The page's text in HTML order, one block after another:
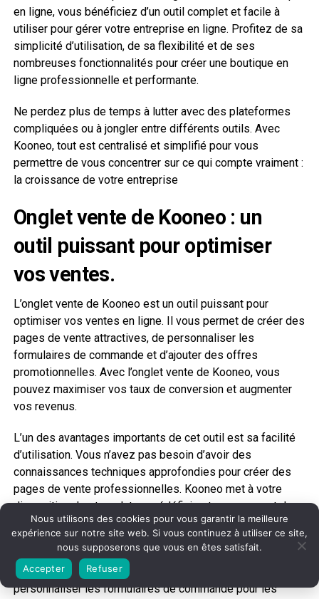
en ligne, vous bénéficiez d’un outil complet et facile à
utiliser pour gérer votre entreprise en ligne. Profitez de sa
simplicité d’utilisation, de sa flexibilité et de ses
nombreuses fonctionnalités pour créer une boutique en
ligne professionnelle et performante.
Ne perdez plus de temps à lutter avec des plateformes
compliquées ou à jongler entre différents outils. Avec
Kooneo, tout est centralisé et simplifié pour vous
permettre de vous concentrer sur ce qui compte vraiment :
la croissance de votre entreprise
Onglet vente de Kooneo : un
outil puissant pour optimiser
vos ventes.
L’onglet vente de Kooneo est un outil puissant pour
optimiser vos ventes en ligne. Il vous permet de créer des
pages de vente attractives, de personnaliser les
formulaires de commande et d’ajouter des offres
promotionnelles. Avec l’onglet vente de Kooneo, vous
pouvez maximiser vos taux de conversion et augmenter
vos revenus.
L’un des avantages importants de cet outil est sa facilité
d’utilisation. Vous n’avez pas besoin d’avoir des
connaissances techniques approfondies pour créer des
pages de vente professionnelles. Kooneo met à votre
disposition des templates prédéfinis et vous permet de
personnaliser facilement votre contenu en fonction de vos
besoins et de votre branding.
Avec l’onglet vente de Kooneo, vous pouvez également
personnaliser les formulaires de commande pour les
Nous utilisons des cookies pour vous garantir la meilleure
expérience sur notre site web. Si vous continuez à utiliser ce site,
nous supposerons que vous en êtes satisfait.
Accepter
Refuser